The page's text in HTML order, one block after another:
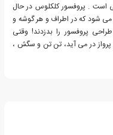
گرافیکی است . پروفسور کلکلوس در حال
شود که در اطراف و هر گوشه و
پروفسور را بدزدند! وقتی
در می آید، تن تن و سگش ،